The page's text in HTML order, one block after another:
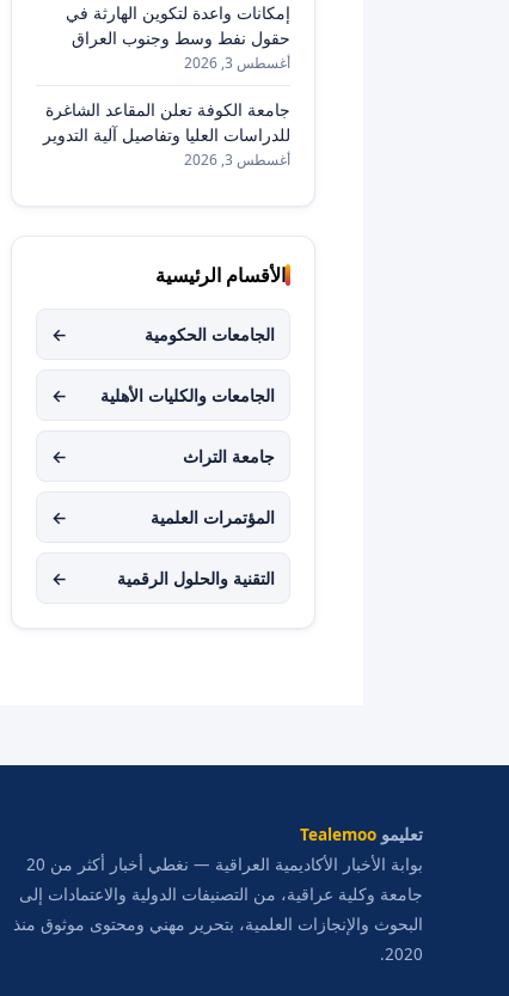
إمكانات واعدة لتكوين الهارثة في
حقول نفط وسط وجنوب العراق
أغسطس 3, 2026
جامعة الكوفة تعلن المقاعد الشاغرة
للدراسات العليا وتفاصيل آلية التدوير
أغسطس 3, 2026
الأقسام الرئيسية
الجامعات الحكومية ←
الجامعات والكليات الأهلية ←
جامعة التراث ←
المؤتمرات العلمية ←
التقنية والحلول الرقمية ←
تعليمو Tealemoo
بوابة الأخبار الأكاديمية العراقية — نغطي أخبار أكثر من 20
جامعة وكلية عراقية، من التصنيفات الدولية والاعتمادات إلى
البحوث والإنجازات العلمية، بتحرير مهني ومحتوى موثوق منذ
2020.